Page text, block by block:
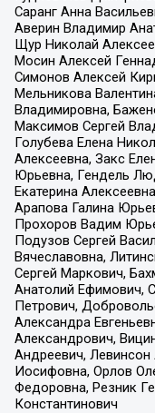
Саранг Анна
Аверин Владимир
Щур Николай
Мосин Алексей
Симонов Алексей
Мельникова
Владимировна,
Максимов Сергей
Голубева Елена
Алексеевна, Закс
Юрьевна, Гендель
Екатерина
Арапова Галина
Прохоров Вадим
Подузов Сергей
Вячеславовна,
Сергей Маркович,
Анатолий Ефимович,
Петрович,
Александра
Александрович,
Андреевич,
Иосифовна, Орлов
Федоровна, Резник
Константинович